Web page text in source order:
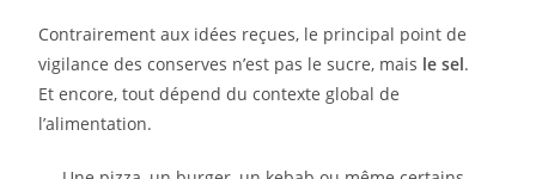
Contrairement aux idées reçues, le principal point de
vigilance des conserves n’est pas le sucre, mais le sel.
Et encore, tout dépend du contexte global de
l’alimentation.